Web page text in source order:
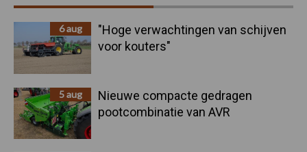
Sidebar
6 aug
"Hoge verwachtingen van schijven
voor kouters"
5 aug
Nieuwe compacte gedragen
pootcombinatie van AVR